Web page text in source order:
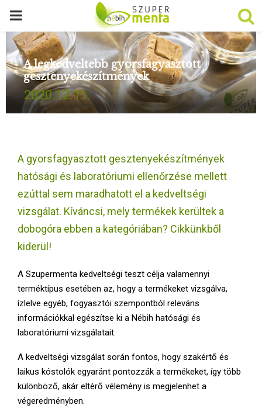
P
R
I
M
R
Y
M
N
U
A legkedveltebb gyorsfagyasztott
gesztenyekészítmények
2020.12.11.
A gyorsfagyasztott gesztenyekészítmények
hatósági és laboratóriumi ellenőrzése mellett
ezúttal sem maradhatott el a kedveltségi
vizsgálat. Kíváncsi, mely termékek kerültek a
dobogóra ebben a kategóriában? Cikkünkből
kiderül!
A Szupermenta kedveltségi teszt célja valamennyi
terméktípus esetében az, hogy a termékeket vizsgálva,
ízlelve egyéb, fogyasztói szempontból releváns
információkkal egészítse ki a Nébih hatósági és
laboratóriumi vizsgálatait.
A kedveltségi vizsgálat során fontos, hogy szakértő és
laikus kóstolók egyaránt pontozzák a termékeket, így több
különböző, akár eltérő vélemény is megjelenhet a
végeredményben.